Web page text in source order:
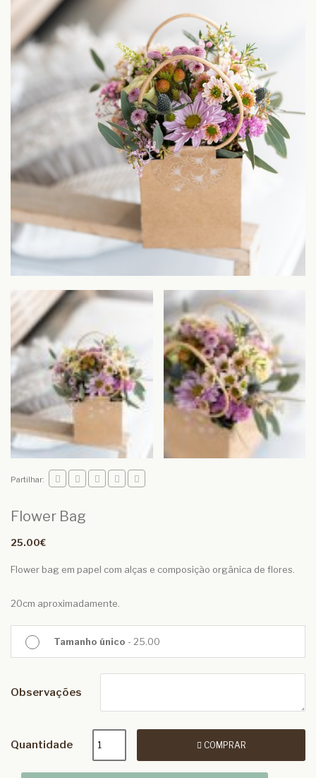
Partilhar:
Flower Bag
25.00€
Flower bag em papel com alças e composição orgânica de flores.
20cm aproximadamente.
Tamanho único - 25.00
Observações
Quantidade COMPRAR